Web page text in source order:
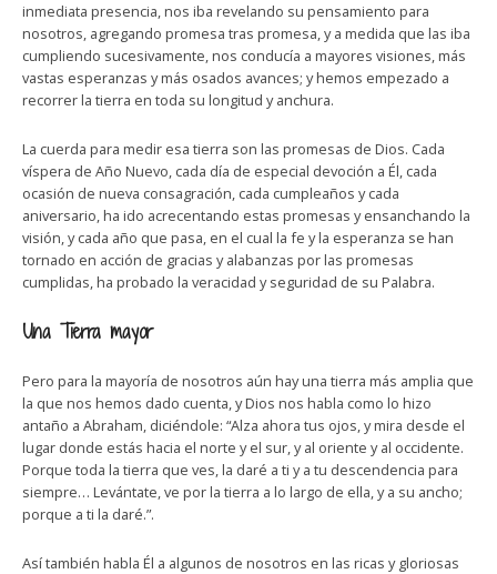
inmediata presencia, nos iba revelando su pensamiento para
nosotros, agregando promesa tras promesa, y a medida que las iba
cumpliendo sucesivamente, nos conducía a mayores visiones, más
vastas esperanzas y más osados avances; y hemos empezado a
recorrer la tierra en toda su longitud y anchura.
La cuerda para medir esa tierra son las promesas de Dios. Cada
víspera de Año Nuevo, cada día de especial devoción a Él, cada
ocasión de nueva consagración, cada cumpleaños y cada
aniversario, ha ido acrecentando estas promesas y ensanchando la
visión, y cada año que pasa, en el cual la fe y la esperanza se han
tornado en acción de gracias y alabanzas por las promesas
cumplidas, ha probado la veracidad y seguridad de su Palabra.
Una Tierra mayor
Pero para la mayoría de nosotros aún hay una tierra más amplia que
la que nos hemos dado cuenta, y Dios nos habla como lo hizo
antaño a Abraham, diciéndole: “Alza ahora tus ojos, y mira desde el
lugar donde estás hacia el norte y el sur, y al oriente y al occidente.
Porque toda la tierra que ves, la daré a ti y a tu descendencia para
siempre… Levántate, ve por la tierra a lo largo de ella, y a su ancho;
porque a ti la daré.”.
Así también habla Él a algunos de nosotros en las ricas y gloriosas